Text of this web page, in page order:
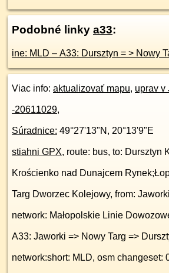
Podobné linky a33:
Viac info: aktualizovať mapu, uprav v
-20611029,
Súradnice: 49°27'13"N , 20°13'9"E
stiahni GPX, route: bus, to: Dursztyn
Krościenko nad Dunajcem
Targ Dworzec Kolejowy, from:
network: Małopolskie Linie
A33: Jaworki => Nowy Targ =>
network:short: MLD, osm changeset: